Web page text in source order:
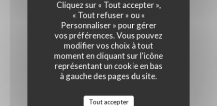
Cliquez sur « Tout accepter »,
« Tout refuser » ou «
Personnaliser » pour gérer
vos préférences. Vous pouvez
modifier vos choix à tout
moment en cliquant sur l'icône
représentant un cookie en bas
à gauche des pages du site.
Tout accepter